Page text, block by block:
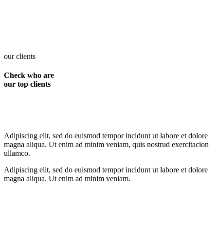
our clients
Check who are
our top clients
Adipiscing elit, sed do euismod tempor incidunt ut labore et dolore
magna aliqua. Ut enim ad minim veniam, quis nostrud exercitacion
ullamco.
Adipiscing elit, sed do euismod tempor incidunt ut labore et dolore
magna aliqua. Ut enim ad minim veniam.